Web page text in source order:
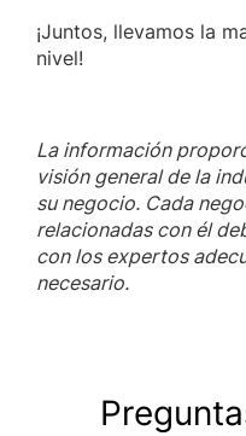
¡Juntos, llevamos la
nivel!
La información
visión general de la
su negocio. Cada
relacionadas con él
con los expertos
necesario.